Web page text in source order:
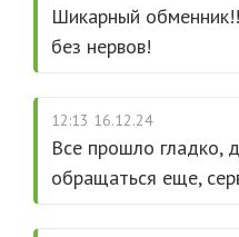
Шикарный
без нервов!
12:13 16.12.24
Все прошло гладко,
обращаться еще,